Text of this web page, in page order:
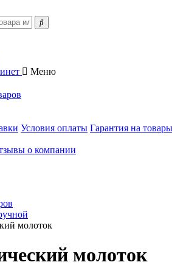
Меню
Условия оплаты Гарантия на товары
о компании
молоток
молоток